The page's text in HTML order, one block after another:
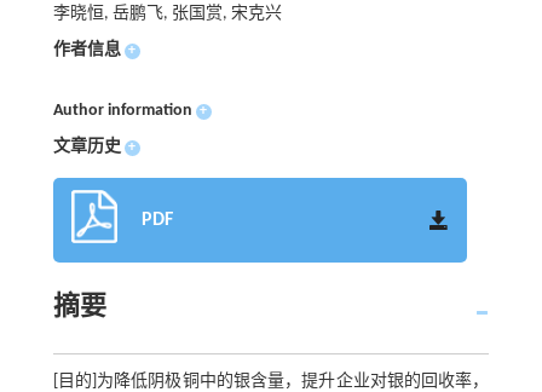
李晓恒, 岳鹏飞, 张国赏, 宋克兴
作者信息 +
Author information +
文章历史 +
PDF
摘要
[目的]为降低阴极铜中的银含量，提升企业对银的回收率，